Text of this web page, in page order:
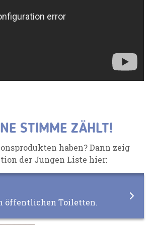
STIMME ZÄHLT!
haben? Dann zeig
der Jungen Liste hier:
öffentlichen Toiletten.